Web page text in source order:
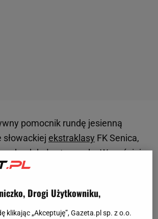
pomocnik rundę jesienną
słowackiej ekstraklasy FK Senica,
zdobył cztery gole. Wcześniej
klubach, jak: FK AS Trencin, FK
Mattersburg. Umowa z Odrą
sezonu. - To jeden z graczy, na
Drogi Użytkowniku,
klikając „Akceptuję”, Gazeta.pl sp. z o.o.